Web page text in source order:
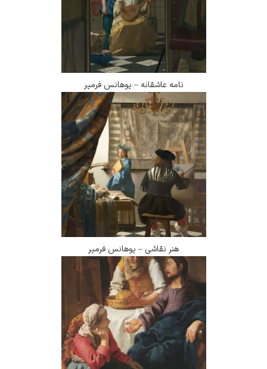
نامه عاشقانه – یوهانس فرمیر
هنر نقاشی – یوهانس فرمیر